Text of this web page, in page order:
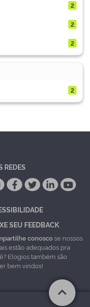
2
2
2
2
REDES
SEU FEEDBACK
conoscose nossos
estão adequados pra
Elogios também são
bem vindos!